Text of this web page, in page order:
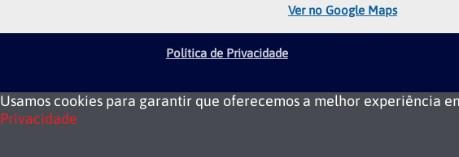
Ver no Google Maps
Política de Privacidade
Usamos cookies para garantir que oferecemos a melhor experiência
Privacidade